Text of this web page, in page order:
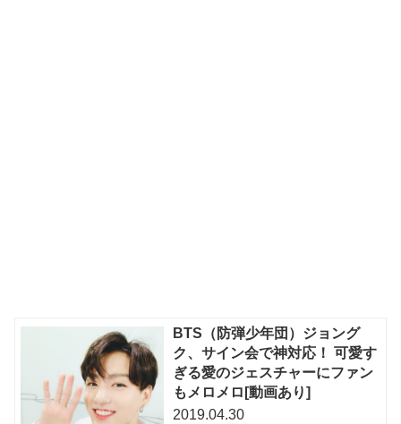
BTS（防弾少年団）ジョング
ク、サイン会で神対応！ 可愛す
ぎる愛のジェスチャーにファン
もメロメロ[動画あり]
2019.04.30